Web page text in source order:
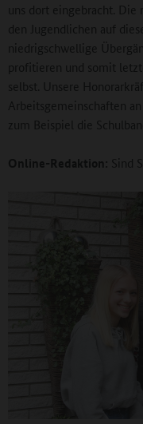
uns dort eingebracht.
den Jugendlichen auf
niedrigschwellige
profitieren und somit
selbst. Unsere
Arbeitsgemeinschaften
zum Beispiel die
Online-Redaktion: Sind